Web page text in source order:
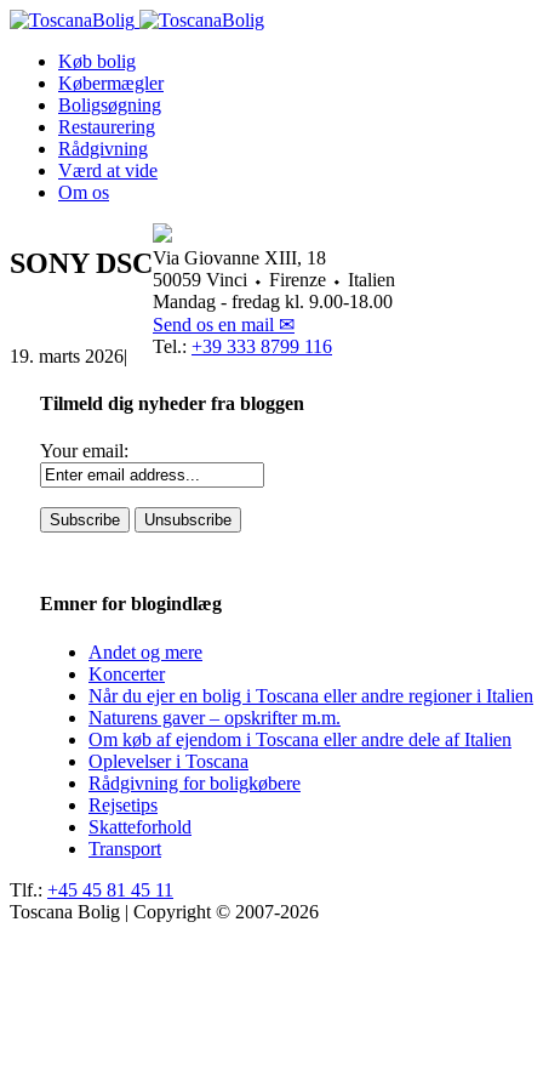
Køb bolig
Købermægler
Boligsøgning
Restaurering
Rådgivning
Værd at vide
Om os
SONY DSC
19. marts 2026|
Tilmeld dig nyheder fra bloggen
Your email:
Emner for blogindlæg
Andet og mere
Koncerter
Når du ejer en bolig i Toscana eller andre regioner i Italien
Naturens gaver – opskrifter m.m.
Om køb af ejendom i Toscana eller andre dele af Italien
Oplevelser i Toscana
Rådgivning for boligkøbere
Rejsetips
Skatteforhold
Transport
Via Giovanne XIII, 18
50059 Vinci ⬩ Firenze ⬩ Italien
Mandag - fredag kl. 9.00-18.00
Send os en mail ✉
Tel.: +39 333 8799 116
Tlf.: +45 45 81 45 11
Toscana Bolig | Copyright © 2007-2026